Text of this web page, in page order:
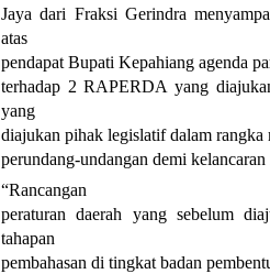
Jaya dari Fraksi Gerindra
atas
pendapat Bupati Kepahiang agenda
terhadap 2 RAPERDA yang
yang
diajukan pihak legislatif dalam rangka
perundang-undangan demi
“Rancangan
peraturan daerah yang sebelum
tahapan
pembahasan di tingkat badan